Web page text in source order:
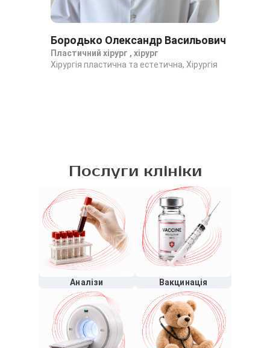
Бородько Олександр Васильович
Пластичний хірург , хірург
Хірургія пластична та естетична, Хірургія
Послуги клініки
Аналізи Вакцинація